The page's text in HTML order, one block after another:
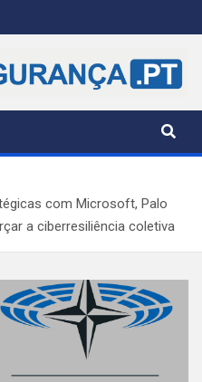
em cibersegurança —
para cidadãos, PME e
com Microsoft, Palo
a ciberresiliência coletiva